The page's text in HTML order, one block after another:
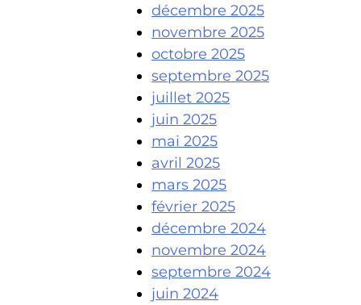
décembre 2025
novembre 2025
octobre 2025
septembre 2025
juillet 2025
juin 2025
mai 2025
avril 2025
mars 2025
février 2025
décembre 2024
novembre 2024
septembre 2024
juin 2024